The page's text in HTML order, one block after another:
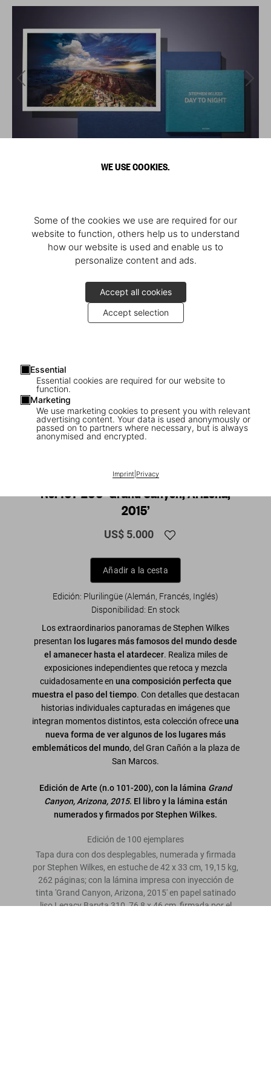
WE USE COOKIES.
Some of the cookies we use are required for our
website to function, others help us to understand
how our website is used and enable us to
personalize content and ads.
Accept all cookies
Accept selection
Essential
Essential cookies are required for our website to
function.
Marketing
We use marketing cookies to present you with relevant
advertising content. Your data is used anonymously or
passed on to partners where necessary, but is always
anonymised and encrypted.
Imprint| Privacy
1/ 21
Stephen Wilkes. Day to Night. Art Edition
No. 101–200 ‘Grand Canyon, Arizona,
2015’
US$ 5.000
Añadir a la cesta
Edición: Plurilingüe (Alemán, Francés, Inglés)
Disponibilidad: En stock
Los extraordinarios panoramas de Stephen Wilkes
presentan los lugares más famosos del mundo desde
el amanecer hasta el atardecer. Realiza miles de
exposiciones independientes que retoca y mezcla
cuidadosamente en una composición perfecta que
muestra el paso del tiempo. Con detalles que destacan
historias individuales capturadas en imágenes que
integran momentos distintos, esta colección ofreceuna
nueva forma de ver algunos de los lugares más
emblemáticos del mundo, del Gran Cañón a la plaza de
San Marcos.
Edición de Arte (n.o 101-200), con la lámina Grand
Canyon, Arizona, 2015. El libro y la lámina están
numerados y firmados por Stephen Wilkes.
Edición de 100 ejemplares
Tapa dura con dos desplegables, numerada y firmada
por Stephen Wilkes, en estuche de 42 x 33 cm, 19,15 kg,
262 páginas; con la lámina impresa con inyección de
tinta 'Grand Canyon, Arizona, 2015' en papel satinado
liso Legacy Baryta 310, 76,8 x 46 cm, firmada por el